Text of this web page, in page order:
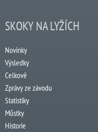
SKOKY NA LYŽÍCH
Novinky
Výsledky
Celkově
Zprávy ze závodu
Statistiky
Můstky
Historie